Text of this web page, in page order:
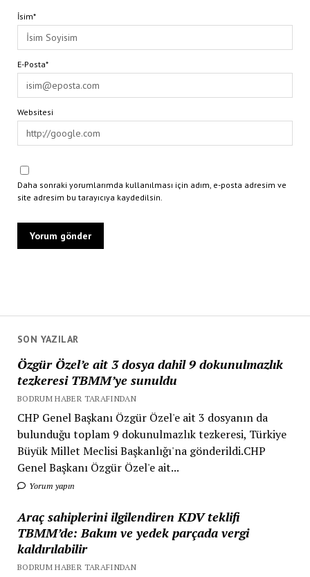
SON YAZILAR
Özgür Özel’e ait 3 dosya dahil 9 dokunulmazlık
tezkeresi TBMM’ye sunuldu
BODRUM HABER TARAFINDAN
CHP Genel Başkanı Özgür Özel'e ait 3 dosyanın da
bulunduğu toplam 9 dokunulmazlık tezkeresi, Türkiye
Büyük Millet Meclisi Başkanlığı'na gönderildi.CHP
Genel Başkanı Özgür Özel'e ait...
Yorum yapın
Araç sahiplerini ilgilendiren KDV teklifi
TBMM’de: Bakım ve yedek parçada vergi
kaldırılabilir
BODRUM HABER TARAFINDAN
İsim*
E-Posta*
Websitesi
Daha sonraki yorumlarımda kullanılması için adım, e-posta adresim ve
site adresim bu tarayıcıya kaydedilsin.